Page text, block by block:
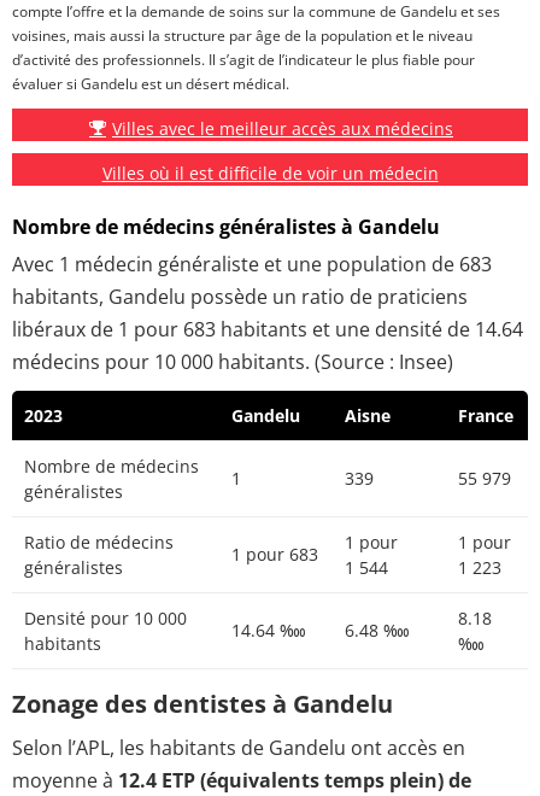
compte l’offre et la demande de soins sur la commune de Gandelu et ses
voisines, mais aussi la structure par âge de la population et le niveau
d’activité des professionnels. Il s’agit de l’indicateur le plus fiable pour
évaluer si Gandelu est un désert médical.
Villes avec le meilleur accès aux médecins
Villes où il est difficile de voir un médecin
Nombre de médecins généralistes à Gandelu
Avec 1 médecin généraliste et une population de 683
habitants, Gandelu possède un ratio de praticiens
libéraux de 1 pour 683 habitants et une densité de 14.64
médecins pour 10 000 habitants. (Source : Insee)
2023 Gandelu Aisne France
Nombre de médecins
généralistes
1 339 55 979
Ratio de médecins
généralistes
1 pour 683
1 pour
1 544
1 pour
1 223
Densité pour 10 000
habitants
14.64 ‱ 6.48 ‱
8.18
‱
Zonage des dentistes à Gandelu
Selon l’APL, les habitants de Gandelu ont accès en
moyenne à 12.4 ETP (équivalents temps plein) de